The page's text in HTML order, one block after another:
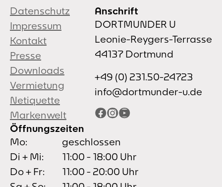
Datenschutz
Impressum
Kontakt
Presse
Downloads
Vermietung
Netiquette
Markenwelt
Anschrift
DORTMUNDER U
Leonie-Reygers-Terrasse
44137 Dortmund
+49 (0) 231.50-24723
info@dortmunder-u.de
Facebook
Instagram
YouTube
Öffnungszeiten
Mo:
geschlossen
Di + Mi:
11:00 - 18:00 Uhr
Do + Fr:
11:00 - 20:00 Uhr